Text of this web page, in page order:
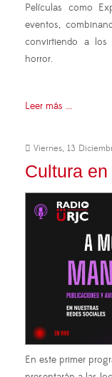
Películas como
eventos,
convirtiendo a
horror.
Leer más ...
Viernes, 13
Cultura
En este primer